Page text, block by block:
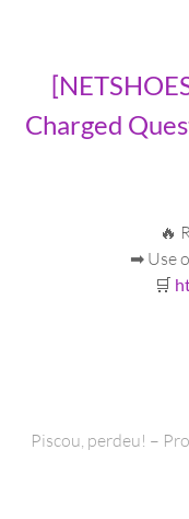
Charged
🔥
➡ Use
🛒
Piscou, perdeu! –